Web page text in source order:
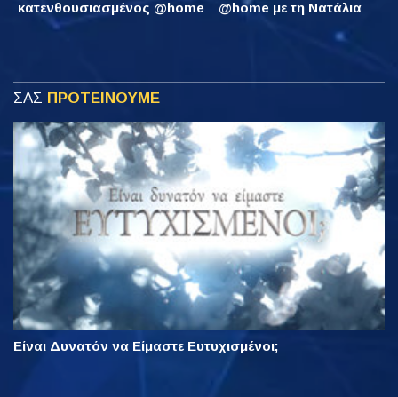
κατενθουσιασμένος @home
@home με τη Νατάλια
ΣΑΣ ΠΡΟΤΕΙΝΟΥΜΕ
Είναι Δυνατόν να Είμαστε Ευτυχισμένοι;